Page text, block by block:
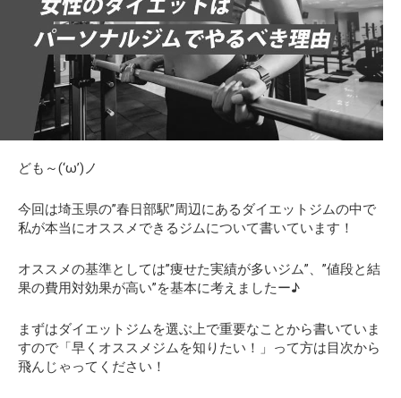
ども～(‘ω’)ノ
今回は埼玉県の”春日部駅”周辺にある ダイエットジムの中で
私が本当にオススメできるジムについて書いています！
オススメの基準としては”痩せた実績が多いジム”、”値段と結
果の費用対効果が高い”を基本に考えましたー♪
まずはダイエットジムを選ぶ上で重要なことから書いていま
すので「早くオススメジムを知りたい！」って方は目次から
飛んじゃってください！